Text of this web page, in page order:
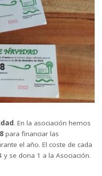
. En la asociación hemos
para financiar las
el año. El coste de cada
y se dona 1 a la Asociación.